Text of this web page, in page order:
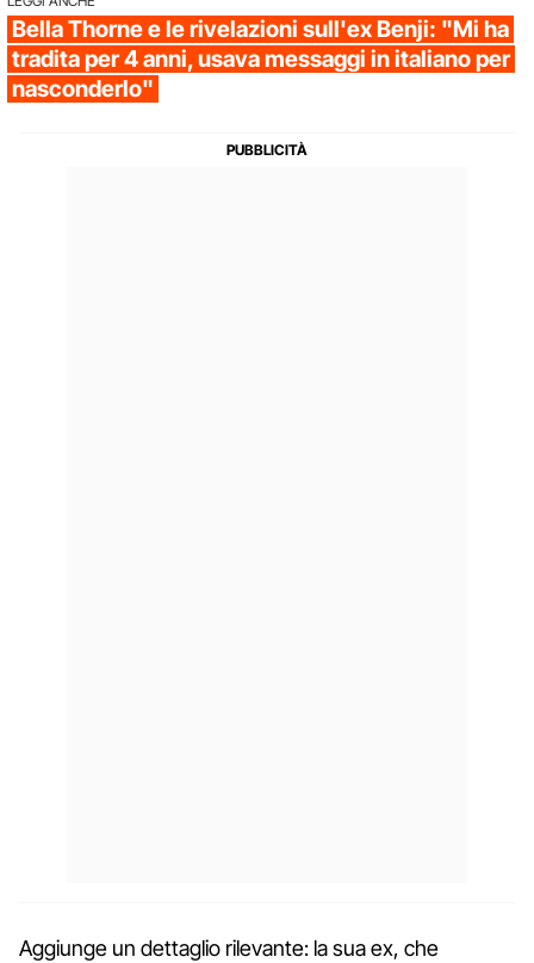
Bella Thorne e le rivelazioni sull'ex Benji: "Mi ha
tradita per 4 anni, usava messaggi in italiano per
nasconderlo"
Aggiunge un dettaglio rilevante: la sua ex, che